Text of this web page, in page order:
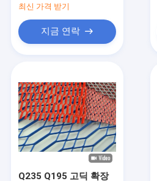
최신 가격 받기
지금 연락
Q235 Q195 고딕 확장